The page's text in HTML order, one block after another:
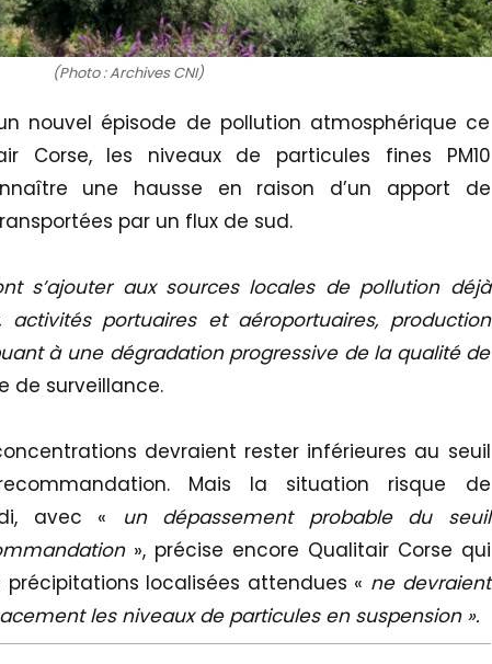
(Photo : Archives CNI)
nouvel épisode de pollution atmosphérique ce
Corse, les niveaux de particules fines PM10
une hausse en raison d’un apport de
par un flux de sud.
s’ajouter aux sources locales de pollution déjà
activités portuaires et aéroportuaires, production
à une dégradation progressive de la qualité de
de surveillance.
devraient rester inférieures au seuil
Mais la situation risque de
avec «
un dépassement probable du seuil
», précise encore Qualitair Corse qui
localisées attendues « ne devraient
les niveaux de particules en suspension ».